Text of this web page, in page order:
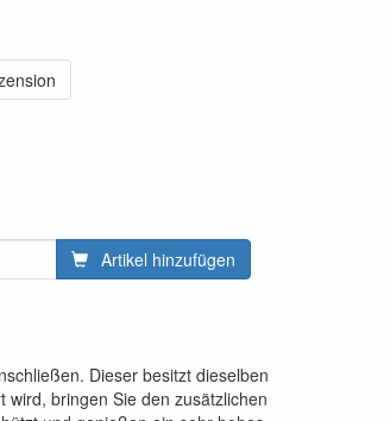
Artikel hinzufügen
Dieser besitzt dieselben
bringen Sie den zusätzlichen